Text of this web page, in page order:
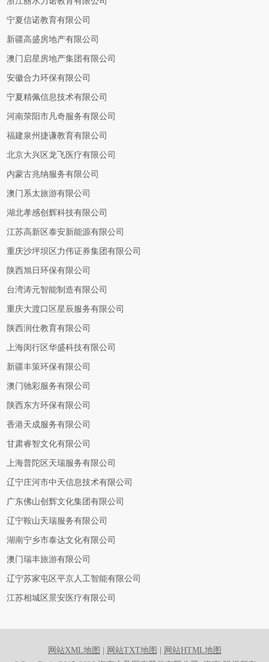
宁夏信诺教育有限公司
新疆高盛房地产有限公司
澳门启星房地产集团有限公司
安徽合力环保有限公司
宁夏精佩信息技术有限公司
河南荥阳市凡奇服务有限公司
福建泉州捷谦教育有限公司
北京大兴区龙飞医疗有限公司
内蒙古兆纳服务有限公司
澳门系太旅游有限公司
湖北孝感创辉科技有限公司
江苏高新区泰安新能源有限公司
重庆沙坪坝区力伟证券集团有限公司
陕西旭日环保有限公司
台湾涛元智能制造有限公司
重庆大渡口区星辰服务有限公司
陕西润仕教育有限公司
上海闵行区华盛科技有限公司
新疆丰策环保有限公司
澳门驰彩服务有限公司
陕西东方环保有限公司
香港天成服务有限公司
甘肃睿智文化有限公司
上海普陀区天瑞服务有限公司
辽宁庄河市中天信息技术有限公司
广东佛山创辉文化集团有限公司
辽宁鞍山天瑞服务有限公司
湖南宁乡市泰达文化有限公司
澳门瑞丰旅游有限公司
辽宁苏家屯区平京人工智能有限公司
江苏相城区景安医疗有限公司
网站XML地图 网站TXT地图
网站HTML地图